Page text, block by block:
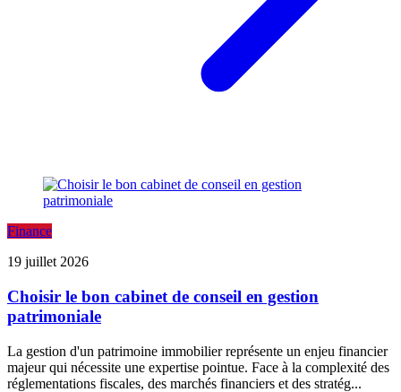
Finance
19 juillet 2026
Choisir le bon cabinet de conseil en gestion
patrimoniale
La gestion d'un patrimoine immobilier représente un enjeu financier
majeur qui nécessite une expertise pointue. Face à la complexité des
réglementations fiscales, des marchés financiers et des stratég...